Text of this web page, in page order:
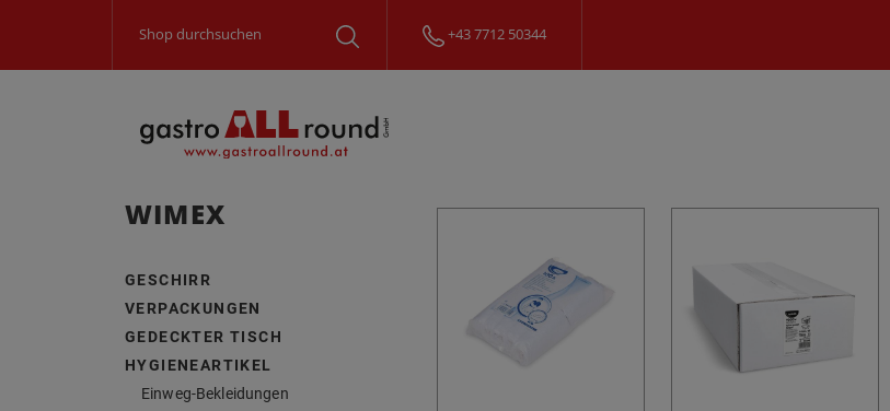
+43 7712 50344
WIMEX
GESCHIRR
VERPACKUNGEN
GEDECKTER TISCH
HYGIENEARTIKEL
Einweg-Bekleidungen